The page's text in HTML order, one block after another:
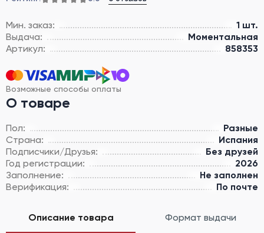
Мин. заказ:
1 шт.
Выдача:
Моментальная
Артикул:
858353
Возможные способы оплаты
О товаре
Пол:
Разные
Страна:
Испания
Подписчики/Друзья:
Без друзей
Год регистрации:
2026
Заполнение:
Не заполнен
Верификация:
По почте
Описание товара Формат выдачи